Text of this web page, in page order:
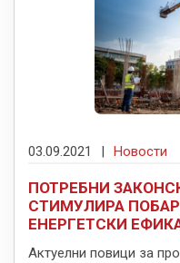
03.09.2021 | Новости
ПОТРЕБНИ
СТИМУЛИРА
ЕНЕРГЕТСКИ
Актуелни повици за